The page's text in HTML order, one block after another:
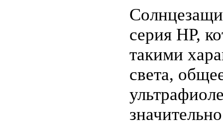
серия HP,
такими
света,